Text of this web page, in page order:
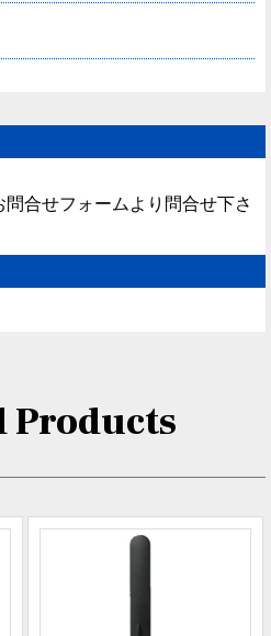
合せフォームより問合せ下さ
Products